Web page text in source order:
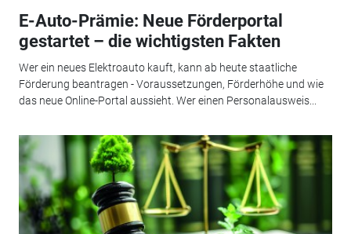
E-Auto-Prämie: Neue Förderportal
gestartet – die wichtigsten Fakten
Wer ein neues Elektroauto kauft, kann ab heute staatliche
Förderung beantragen - Voraussetzungen, Förderhöhe und wie
das neue Online-Portal aussieht. Wer einen Personalausweis...